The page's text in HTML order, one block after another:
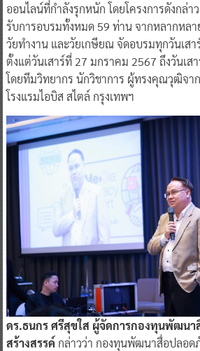
ออนไลน์ที่กำลังรุกหนัก โดยโครงการดังกล่า
รับการอบรมทั้งหมด 59 ท่าน จากหลากหล
วัยทำงาน และวัยเกษียณ จัดอบรมทุกวันเสา
ตั้งแต่วันเสาร์ที่ 27 มกราคม 2567 ถึงวันเ
โดยทีมวิทยากร นักวิชาการ ผู้ทรงคุณวุฒิจ
โรงแรมไอบิส สไตล์ กรุงเทพฯ
ดร.ธนกร ศรีสุขใส ผู้จัดการกองทุนพัฒน
สร้างสรรค์ กล่าวว่า กองทุนพัฒนาสื่อปลอด